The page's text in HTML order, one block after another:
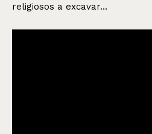
religiosos a excavar…